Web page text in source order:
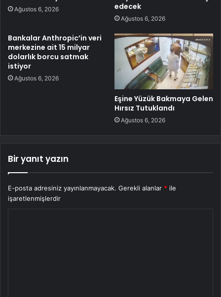
Ağustos 6, 2026
edecek
Ağustos 6, 2026
Bankalar Anthropic’in veri
merkezine ait 15 milyar
dolarlık borcu satmak
istiyor
Ağustos 6, 2026
Eşine Yüzük Bakmaya Gelen
Hırsız Tutuklandı
Ağustos 6, 2026
Bir yanıt yazın
E-posta adresiniz yayınlanmayacak. Gerekli alanlar * ile
işaretlenmişlerdir